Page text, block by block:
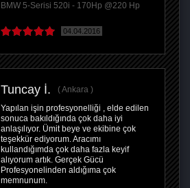
BMW 5-Serisi 520i - 170Hp @220 Hp
04.04.2016
Tuncay İ.
Ankara
Yapılan işin profesyonelliği , elde edilen
sonuca bakıldığında çok daha iyi
anlaşılıyor. Ümit beye ve ekibine çok
teşekkür ediyorum. Aracımı
kullandığımda çok daha fazla keyif
alıyorum artık. Gerçek Gücü
Profesyonelinden aldığıma çok
memnunum.